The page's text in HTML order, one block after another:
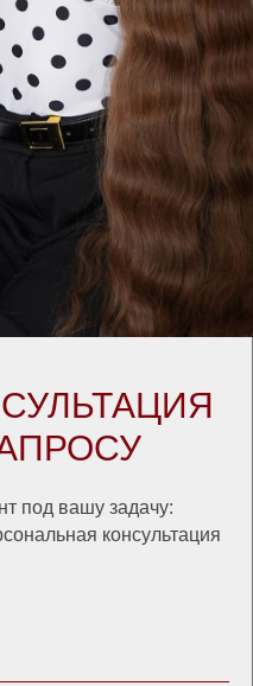
под вашу задачу:
консультация